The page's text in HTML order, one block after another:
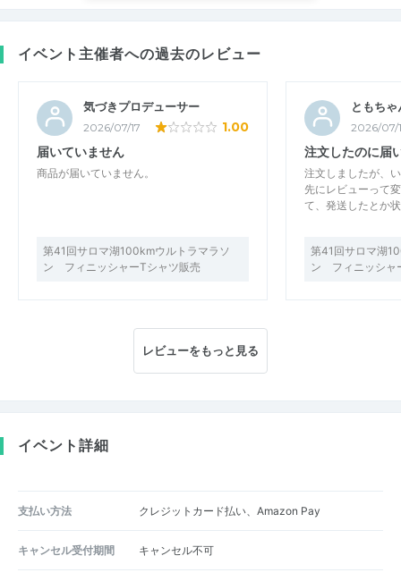
イベント主催者への過去のレビュー
気づきプロデューサー
2026/07/17 1.00
届いていません
商品が届いていません。
第41回サロマ湖100kmウルトラマラソ
ン フィニッシャーTシャツ販売
ともちゃ
2026/07/
注文したのに届
注文しましたが、
先にレビューって
て、発送したとか
第41回サロマ湖
ン フィニッシャ
レビューをもっと見る
イベント詳細
支払い方法 クレジットカード払い、Amazon Pay
キャンセル受付期間 キャンセル不可